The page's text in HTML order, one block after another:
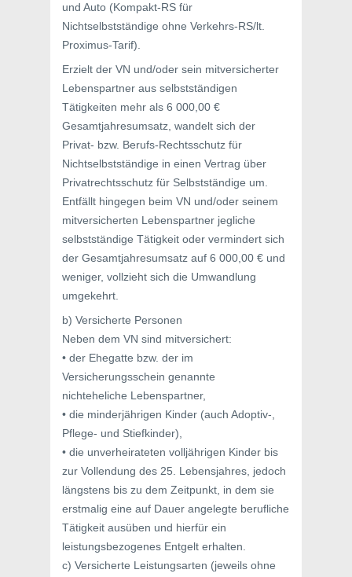
und Auto (Kompakt-RS für
Nichtselbstständige ohne Verkehrs-RS/lt.
Proximus-Tarif).
Erzielt der VN und/oder sein mitversicherter
Lebenspartner aus selbstständigen
Tätigkeiten mehr als 6 000,00 €
Gesamtjahresumsatz, wandelt sich der
Privat- bzw. Berufs-Rechtsschutz für
Nichtselbstständige in einen Vertrag über
Privatrechtsschutz für Selbstständige um.
Entfällt hingegen beim VN und/oder seinem
mitversicherten Lebenspartner jegliche
selbstständige Tätigkeit oder vermindert sich
der Gesamtjahresumsatz auf 6 000,00 € und
weniger, vollzieht sich die Umwandlung
umgekehrt.
b) Versicherte Personen
Neben dem VN sind mitversichert:
• der Ehegatte bzw. der im
Versicherungsschein genannte
nichteheliche Lebenspartner,
• die minderjährigen Kinder (auch Adoptiv-,
Pflege- und Stiefkinder),
• die unverheirateten volljährigen Kinder bis
zur Vollendung des 25. Lebensjahres, jedoch
längstens bis zu dem Zeitpunkt, in dem sie
erstmalig eine auf Dauer angelegte berufliche
Tätigkeit ausüben und hierfür ein
leistungsbezogenes Entgelt erhalten.
c) Versicherte Leistungsarten (jeweils ohne